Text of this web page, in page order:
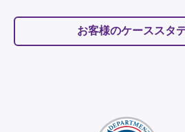
お客様のケーススタ